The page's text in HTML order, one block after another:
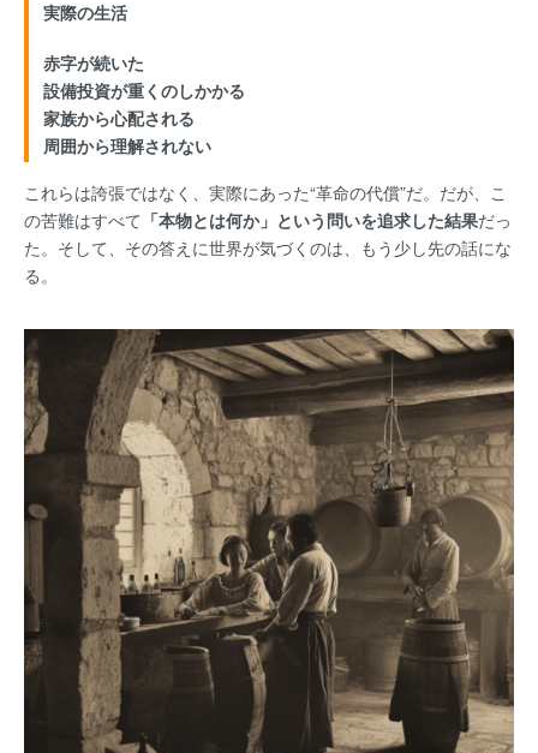
実際の生活
赤字が続いた
設備投資が重くのしかかる
家族から心配される
周囲から理解されない
これらは誇張ではなく、実際にあった“革命の代償”だ。だが、こ
の苦難はすべて 「本物とは何か」という問いを追求した結果だっ
た。そして、その答えに世界が気づくのは、もう少し先の話にな
る。